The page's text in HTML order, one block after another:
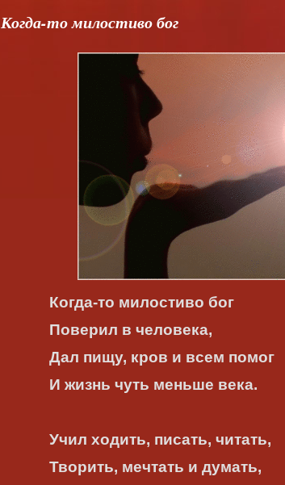
Когда-то милостиво бог
Когда-то милостиво бог
Поверил в человека,
Дал пищу, кров и всем помог
И жизнь чуть меньше века.
Учил ходить, писать, читать,
Творить, мечтать и думать,